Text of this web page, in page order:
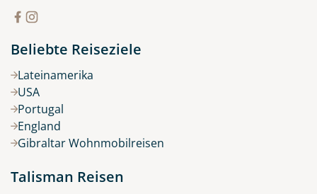
Beliebte Reiseziele
Lateinamerika
USA
Portugal
England
Gibraltar Wohnmobilreisen
Talisman Reisen